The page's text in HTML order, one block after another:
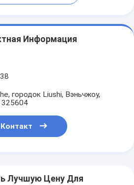
Информация
городок Liushi, Вэньчжоу,
325604
Контакт
Лучшую Цену Для